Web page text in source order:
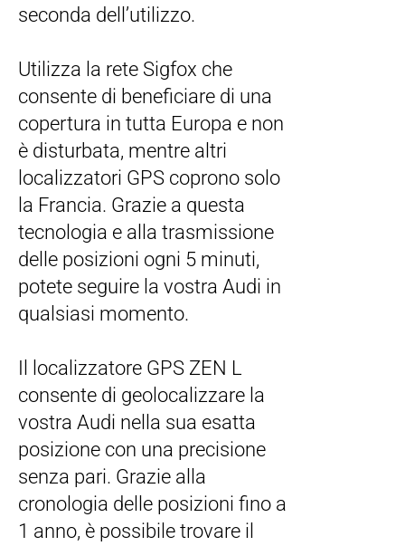
seconda dell’utilizzo.
Utilizza la rete Sigfox che
consente di beneficiare di una
copertura in tutta Europa e non
è disturbata, mentre altri
localizzatori GPS coprono solo
la Francia. Grazie a questa
tecnologia e alla trasmissione
delle posizioni ogni 5 minuti,
potete seguire la vostra Audi in
qualsiasi momento.
Il localizzatore GPS ZEN L
consente di geolocalizzare la
vostra Audi nella sua esatta
posizione con una precisione
senza pari. Grazie alla
cronologia delle posizioni fino a
1 anno, è possibile trovare il